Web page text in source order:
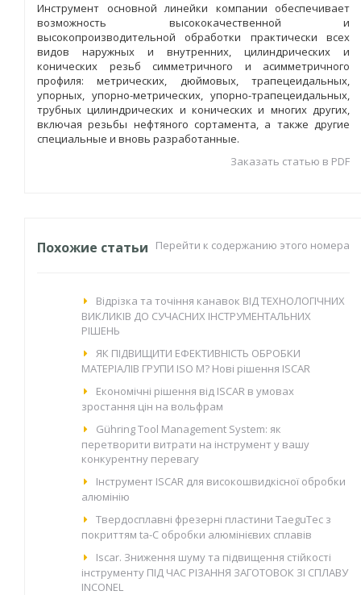
Инструмент основной линейки компании обеспечивает
возможность высококачественной и
высокопроизводительной обработки практически всех
видов наружных и внутренних, цилиндрических и
конических резьб симметричного и асимметричного
профиля: метрических, дюймовых, трапецеидальных,
упорных, упорно-метрических, упорно-трапецеидальных,
трубных цилиндрических и конических и многих других,
включая резьбы нефтяного сортамента, а также другие
специальные и вновь разработанные.
Заказать статью в PDF
Похожие статьи Перейти к содержанию этого номера
Відрізка та точіння канавок ВІД ТЕХНОЛОГІЧНИХ
ВИКЛИКІВ ДО СУЧАСНИХ ІНСТРУМЕНТАЛЬНИХ
РІШЕНЬ
ЯК ПІДВИЩИТИ ЕФЕКТИВНІСТЬ ОБРОБКИ
МАТЕРІАЛІВ ГРУПИ ISO M? Нові рішення ISCAR
Економічні рішення від ISCAR в умовах
зростання цін на вольфрам
Gühring Tool Management System: як
перетворити витрати на інструмент у вашу
конкурентну перевагу
Інструмент ISCAR для високошвидкісної обробки
алюмінію
Твердосплавні фрезерні пластини TaeguTec з
покриттям ta-C обробки алюмінієвих сплавів
Iscar. Зниження шуму та підвищення стійкості
інструменту ПІД ЧАС РІЗАННЯ ЗАГОТОВОК ЗІ СПЛАВУ
INCONEL